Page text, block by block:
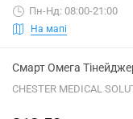
Пн-Нд: 08:00-21:00
На мапі
Смарт Омега
CHESTER MEDICAL